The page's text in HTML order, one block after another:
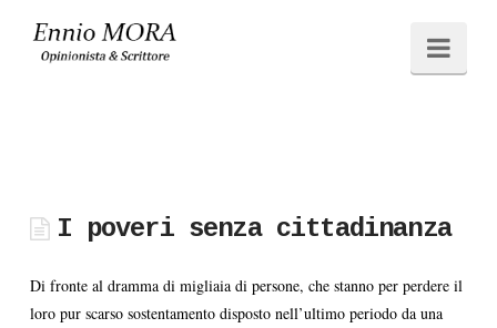
Ennio
I poveri senza cittadinanza
Di fronte al dramma di migliaia di persone, che stanno per perdere il
loro pur scarso sostentamento disposto nell’ultimo periodo da una